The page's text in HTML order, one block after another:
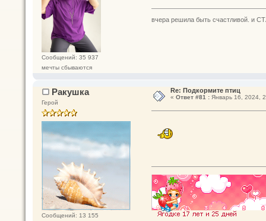
Сообщений: 35 937
мечты сбываются
вчера решила быть счастливой. и
Ракушка
Герой
Сообщений: 13 155
Re: Подкормите птиц
« Ответ #81 :Январь 16, 2024,